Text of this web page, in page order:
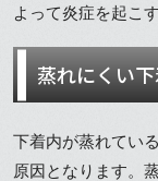
よって炎症を起こ
蒸れにくい
下着内が蒸れてい
原因となります。